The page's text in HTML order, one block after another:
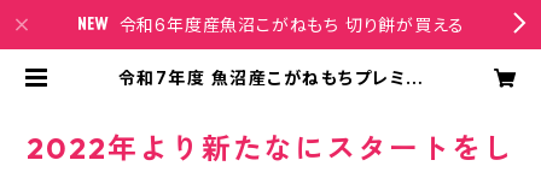
令和6年度産魚沼こがねもち 切り餅が買える
令和7年度 魚沼産こがねもちプレミア
ンショップ
2022年より新たなにスタートをし